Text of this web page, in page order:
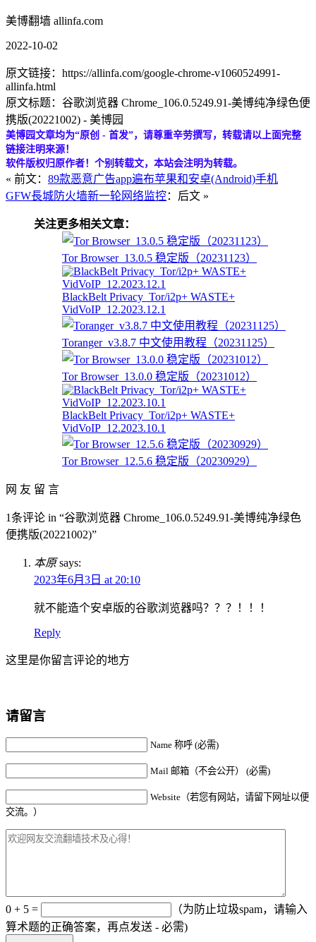
美博翻墙 allinfa.com
2022-10-02
原文链接：https://allinfa.com/google-chrome-v1060524991-
allinfa.html
原文标题：谷歌浏览器 Chrome_106.0.5249.91-美博纯净绿色便
携版(20221002) - 美博园
美博园文章均为“原创 - 首发”，请尊重辛劳撰写，转载请以上面完整
链接注明来源！
软件版权归原作者！个别转载文，本站会注明为转载。
« 前文： 89款恶意广告app遍布苹果和安卓(Android)手机
GFW長城防火墙新一轮网络监控：后文 »
关注更多相关文章：
Tor Browser_13.0.5 稳定版（20231123）
BlackBelt Privacy_Tor/i2p+ WASTE+
VidVoIP_12.2023.12.1
Toranger_v3.8.7 中文使用教程（20231125）
Tor Browser_13.0.0 稳定版（20231012）
BlackBelt Privacy_Tor/i2p+ WASTE+
VidVoIP_12.2023.10.1
Tor Browser_12.5.6 稳定版（20230929）
网 友 留 言
1条评论 in “谷歌浏览器 Chrome_106.0.5249.91-美博纯净绿色
便携版(20221002)”
本原 says:
2023年6月3日 at 20:10
就不能造个安卓版的谷歌浏览器吗？？？！！！
Reply
这里是你留言评论的地方
请留言
Name 称呼 (必需)
Mail 邮箱（不会公开） (必需)
Website（若您有网站，请留下网址以便
交流。）
0 + 5 =
（为防止垃圾spam，请输入
算术题的正确答案，再点发送 - 必需)